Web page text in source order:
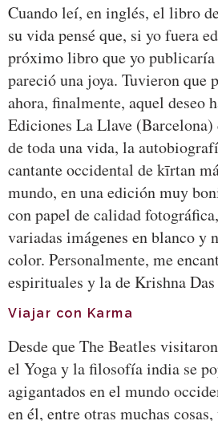
Cuando leí, en inglés, el libro
su vida pensé que, si yo fuera
próximo libro que yo publicaría
pareció una joya. Tuvieron que
ahora, finalmente, aquel deseo
Ediciones La Llave (Barcelona)
de toda una vida, la
cantante occidental de kīrtan
mundo, en una edición muy
con papel de calidad
variadas imágenes en blanco y
color. Personalmente, me
espirituales y la de Krishna
Viajar con Karma
Desde que The Beatles
el Yoga y la filosofía india se
agigantados en el mundo
en él, entre otras muchas